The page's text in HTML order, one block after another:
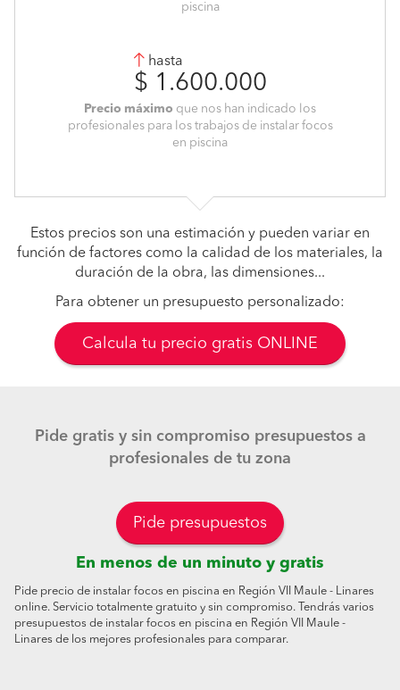
piscina
hasta
$ 1.600.000
Precio máximo que nos han indicado los
profesionales para los trabajos de instalar focos
en piscina
Estos precios son una estimación y pueden variar en
función de factores como la calidad de los materiales, la
duración de la obra, las dimensiones...
Para obtener un presupuesto personalizado:
Calcula tu precio gratis ONLINE
Pide gratis y sin compromiso presupuestos a
profesionales de tu zona
Pide presupuestos
En menos de un minuto y gratis
Pide precio de instalar focos en piscina en Región VII Maule - Linares
online. Servicio totalmente gratuito y sin compromiso. Tendrás varios
presupuestos de instalar focos en piscina en Región VII Maule -
Linares de los mejores profesionales para comparar.